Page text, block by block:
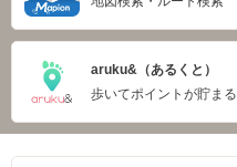
aruku&（あるくと）
歩いてポイントが貯まる